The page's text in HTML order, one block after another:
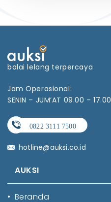
balai lelang terpercaya
Jam Operasional:
SENIN – JUM’AT 09.00 – 17.00
hotline@auksi.co.id
AUKSI
• Beranda